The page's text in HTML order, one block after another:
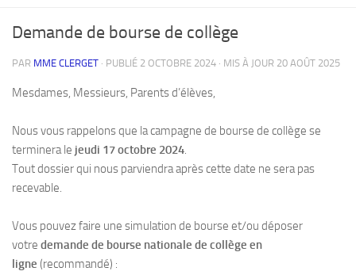
Demande de bourse de collège
PAR MME CLERGET · PUBLIÉ 2 OCTOBRE 2024 · MIS À JOUR 20 AOÛT 2025
Mesdames, Messieurs, Parents d’élèves,
Nous vous rappelons que la campagne de bourse de collège se
terminera le jeudi 17 octobre 2024.
Tout dossier qui nous parviendra après cette date ne sera pas
recevable.
Vous pouvez faire une simulation de bourse et/ou déposer
votre demande de bourse nationale de collège en
ligne (recommandé) :